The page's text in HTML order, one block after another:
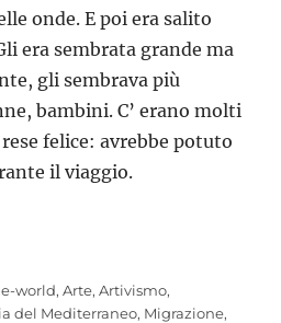
onde. E poi era salito
era sembrata grande ma
gli sembrava più
bambini. C’ erano molti
felice: avrebbe potuto
il viaggio.
di Jamil”
world,Arte,Artivismo,
del Mediterraneo, Migrazione,